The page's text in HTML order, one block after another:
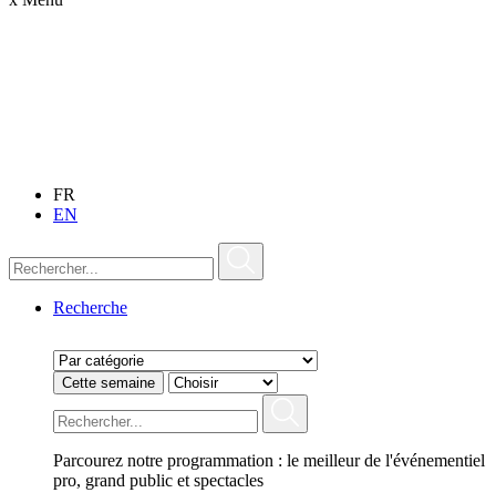
FR
EN
Recherche
Cette semaine
Parcourez notre programmation : le meilleur de l'événementiel
pro, grand public et spectacles